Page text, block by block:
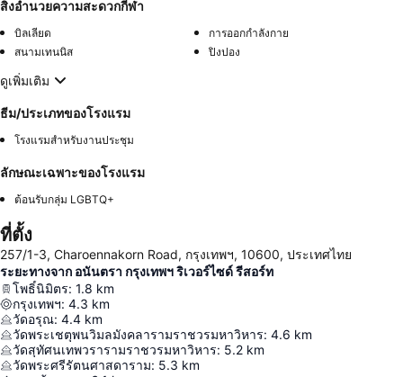
สิ่งอำนวยความสะดวกกีฬา
บิลเลียด
การออกกำลังกาย
สนามเทนนิส
ปิงปอง
ดูเพิ่มเติม
ธีม/ประเภทของโรงแรม
โรงแรมสำหรับงานประชุม
ลักษณะเฉพาะของโรงแรม
ต้อนรับกลุ่ม LGBTQ+
ที่ตั้ง
257/1-3, Charoennakorn Road, กรุงเทพฯ, 10600, ประเทศไทย
ระยะทางจาก อนันตรา กรุงเทพฯ ริเวอร์ไซด์ รีสอร์ท
โพธิ์นิมิตร: 1.8 km
กรุงเทพฯ: 4.3 km
วัดอรุณ: 4.4 km
วัดพระเชตุพนวิมลมังคลารามราชวรมหาวิหาร: 4.6 km
วัดสุทัศนเทพวรารามราชวรมหาวิหาร: 5.2 km
วัดพระศรีรัตนศาสดาราม: 5.3 km